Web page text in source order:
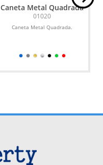
Caneta Metal Quadrada
01020
Caneta Metal Quadrada.